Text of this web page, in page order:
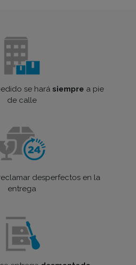
se hará siempre a pie
de calle
desperfectos en la
entrega